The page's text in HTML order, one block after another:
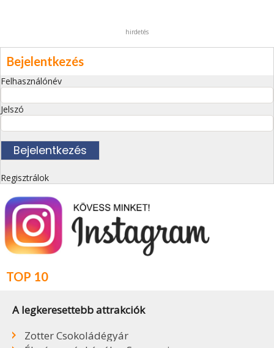
hirdetés
Bejelentkezés
Felhasználónév
Jelszó
Regisztrálok
TOP 10
A legkeresettebb attrakciók
Zotter Csokoládégyár